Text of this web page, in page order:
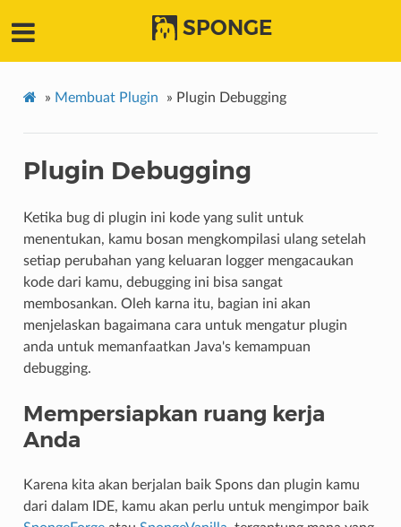
SPONGE
» Membuat Plugin » Plugin Debugging
Plugin Debugging
Ketika bug di plugin ini kode yang sulit untuk
menentukan, kamu bosan mengkompilasi ulang setelah
setiap perubahan yang keluaran logger mengacaukan
kode dari kamu, debugging ini bisa sangat
membosankan. Oleh karna itu, bagian ini akan
menjelaskan bagaimana cara untuk mengatur plugin
anda untuk memanfaatkan Java's kemampuan
debugging.
Mempersiapkan ruang kerja
Anda
Karena kita akan berjalan baik Spons dan plugin kamu
dari dalam IDE, kamu akan perlu untuk mengimpor baik